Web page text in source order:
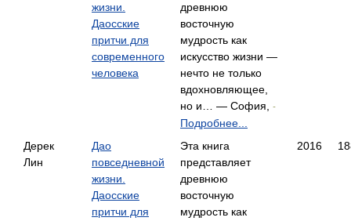
жизни.
Даосские
притчи для
современного
человека
древнюю
восточную
мудрость как
искусство жизни —
нечто не только
вдохновляющее,
но и… — София,
-
Подробнее...
Дерек
Лин
Дао
повседневной
жизни.
Даосские
притчи для
Эта книга
представляет
древнюю
восточную
мудрость как
2016